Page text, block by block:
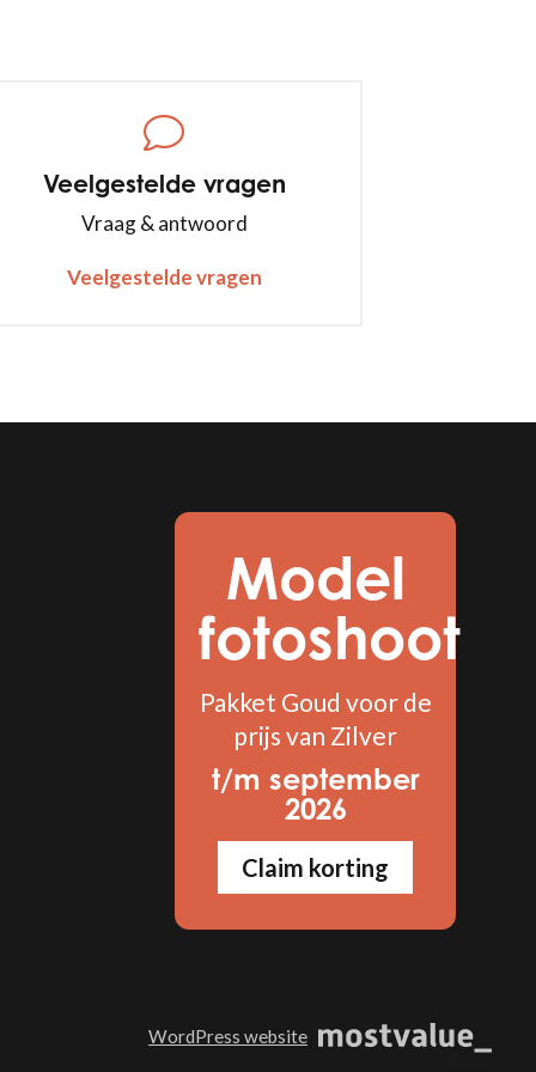
Veelgestelde vragen
Vraag & antwoord
Veelgestelde vragen
Model
fotoshoot
Pakket Goud voor de
prijs van Zilver
t/m september
2026
Claim korting
WordPress website